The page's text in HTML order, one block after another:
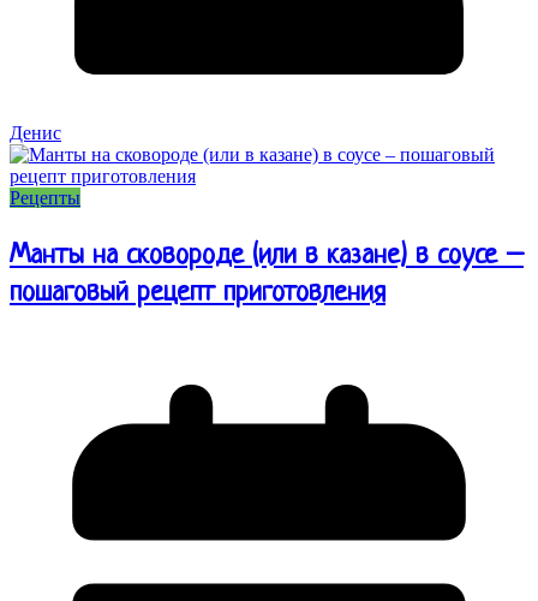
Денис
Рецепты
Манты на сковороде (или в казане) в соусе –
пошаговый рецепт приготовления